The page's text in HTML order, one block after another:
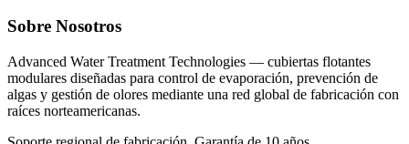
Sobre Nosotros
Advanced Water Treatment Technologies — cubiertas flotantes
modulares diseñadas para control de evaporación, prevención de
algas y gestión de olores mediante una red global de fabricación con
raíces norteamericanas.